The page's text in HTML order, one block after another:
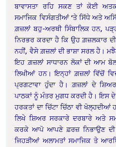
ਬਾਵਾਸਤਾ ਰਹਿ ਸਕਣ ਤਾਂ ਕੋਈ
ਸਮਾਜਿਕ ਵਿਸੰਗਤੀਆਂ ‘ਤੇ ਸਿੱਧੇ ਅਤੇ
ਗ਼ਜ਼ਲਾਂ ਬਹੁ-ਅਰਥੀ ਸਿੰਬਾਲਿਕ ਹਨ,
ਨਿਰਭਰ ਕਰਦਾ ਹੈ ਕਿ ਉਹ ਗ਼ਜ਼ਲਕਾਰ
ਨਹੀਂ, ਵੈਸੇ ਗ਼ਜ਼ਲਾਂ ਦੀ ਭਾਸ਼ਾ ਸਰਲ ਹੈ।
ਇਹ ਗ਼ਜ਼ਲਾਂ ਸਾਧਾਰਨ ਲੋਕਾਂ ਦੀ ਆਮ
ਲਿਖੀਆਂ ਹਨ। ਇਨ੍ਹਾਂ ਗ਼ਜ਼ਲਾਂ ਵਿੱਚੋਂ
ਪ੍ਰਗਟਾਵਾ ਹੁੰਦਾ ਹੈ। ਗ਼ਜ਼ਲਾਂ ਦੇ
ਪਾਠਕਾਂ ਨੂੰ ਮੰਤਰ ਮੁਗਧ ਕਰਦੀ ਹੈ। ਇਸ
ਹਰਕਤਾਂ ਦਾ ਚਿੱਟਾ ਚਿੱਠਾ ਵੀ
ਲਿਖੇ ਸ਼ਿਅਰ ਸਰਕਾਰੇ ਦਰਬਾਰੇ ਅਤੇ
ਕਰਕੇ ਆਪੋ ਆਪਣੇ ਫ਼ਰਜ਼ ਨਿਭਾਉਣ ਦੀ
ਜਿਹੜੀਆਂ ਅਲਾਮਤਾਂ ਸਮਾਜਿਕ ਤੇ